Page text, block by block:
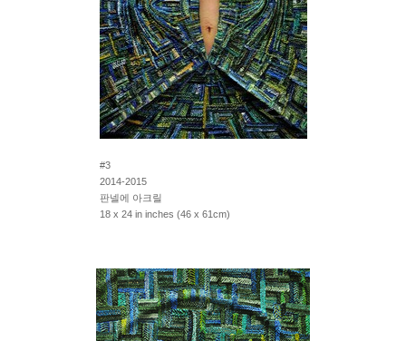
#3
2014-2015
판넬에 아크릴
18 x 24 in inches (46 x 61cm)